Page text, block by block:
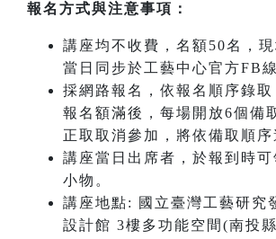
報名方式與注意事項：
講座均不收費，名額50名，現
當日同步於工藝中心官方FB
採網路報名，依報名順序錄取
報名額滿後，每場開放6個備
正取取消參加，將依備取順序
講座當日出席者，於報到時
小物。
講座地點: 國立臺灣工藝研究
設計館 3樓多功能空間(南投